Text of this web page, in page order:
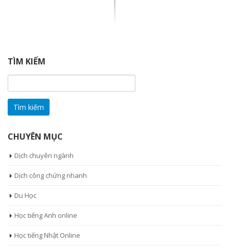
TÌM KIẾM
kiếm
cho:
CHUYÊN MỤC
Dịch chuyên ngành
Dịch công chứng nhanh
Du Học
Học tiếng Anh online
Học tiếng Nhật Online